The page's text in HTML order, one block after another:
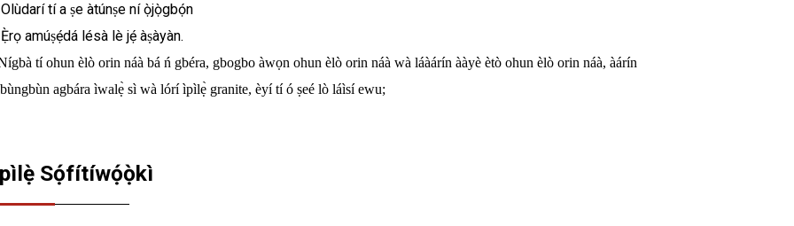
Olùdarí tí a ṣe àtúnṣe ní ọ̀jọ̀gbọ́n
Ẹ̀rọ amúṣẹ́dá lésà lè jẹ́ àṣàyàn.
tí ohun èlò orin náà bá ń gbéra, gbogbo àwọn ohun èlò orin náà wà láàárín ààyè ètò ohun èlò orin náà, àárín
agbára ìwalẹ̀ sì wà lórí ìpìlẹ̀ granite, èyí tí ó ṣeé lò láìsí ewu;
Sọ́fítíwọ́ọ̀kì